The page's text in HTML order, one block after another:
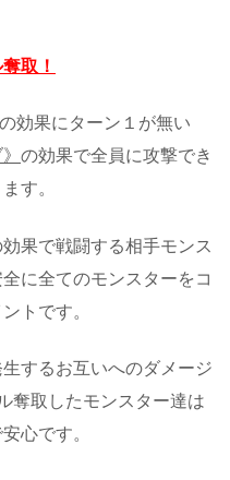
取！
効果にターン１が無い
の効果で全員に攻撃でき
す。
果で戦闘する相手モンス
に全てのモンスターをコ
トです。
するお互いへのダメージ
奪取したモンスター達は
心です。